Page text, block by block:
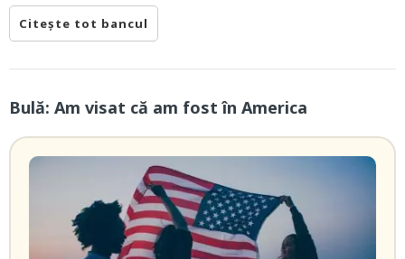
Citește tot bancul
Bulă: Am visat că am fost în America